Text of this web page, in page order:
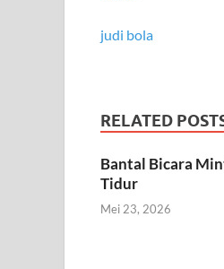
judi bola
RELATED
Bantal Bicara
Tidur
Mei 23, 2026